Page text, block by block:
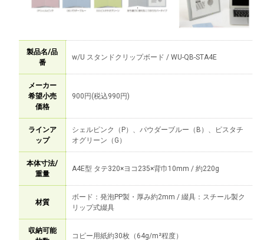
製品名/品
番
w/U スタンドクリップボード / WU-QB-STA4E
メーカー
希望小売
価格
900円(税込990円)
ラインア
ップ
シェルピンク（P）、パウダーブルー（B）、ピスタチ
オグリーン（G）
本体寸法/
重量
A4E型 タテ320×ヨコ235×背巾10mm / 約220g
材質
ボード：発泡PP製・厚み約2mm / 綴具：スチール製ク
リップ式綴具
収納可能
コピー用紙約30枚（64g/m²程度）